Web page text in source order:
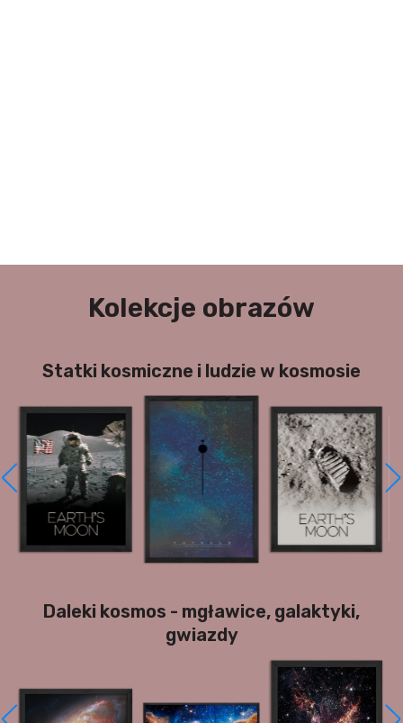
Kolekcje obrazów
Statki kosmiczne i ludzie w kosmosie
Daleki kosmos - mgławice, galaktyki,
gwiazdy